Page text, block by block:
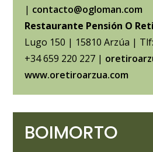
| contacto@ogloman.com
Restaurante Pensión O
Lugo 150 | 15810 Arzúa |
+34 659 220 227 |
www.oretiroarzua.com
BOIMORTO